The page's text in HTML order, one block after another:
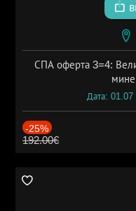
СПА оферта 3=4:
Дата: 01.07
-25%
192.00€